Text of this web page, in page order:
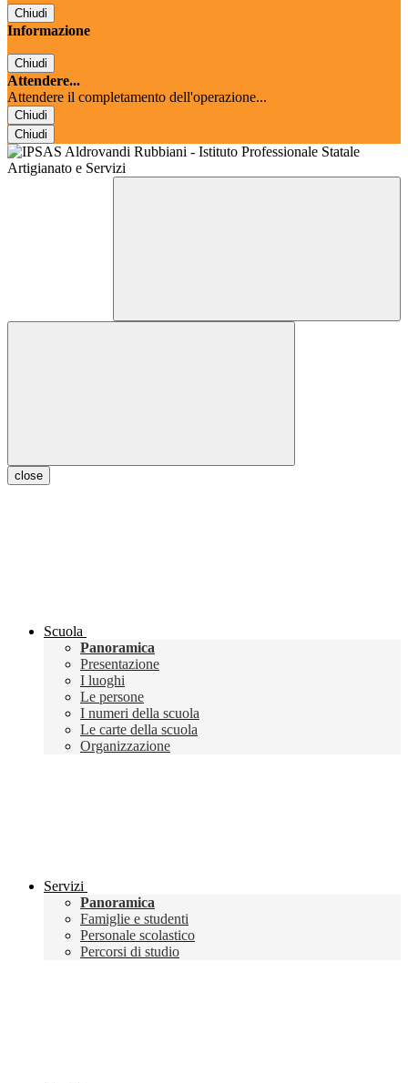
Chiudi
Informazione
Chiudi
Attendere...
Attendere il completamento dell'operazione...
Chiudi
Chiudi
close
Scuola
Panoramica
Presentazione
I luoghi
Le persone
I numeri della scuola
Le carte della scuola
Organizzazione
Servizi
Panoramica
Famiglie e studenti
Personale scolastico
Percorsi di studio